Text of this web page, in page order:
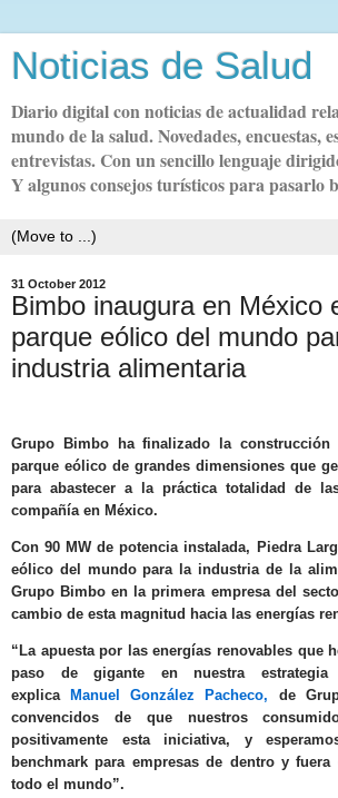
Noticias de Salud
Diario digital con noticias de actualidad
mundo de la salud. Novedades, encuestas,
entrevistas. Con un sencillo lenguaje
Y algunos consejos turísticos para pasarlo
31 October 2012
Bimbo inaugura en México
parque eólico del mundo
industria alimentaria
Grupo Bimbo ha finalizado la construcción
parque eólico de grandes dimensiones que
para abastecer a la práctica totalidad de
compañía en México.
Con 90 MW de potencia instalada, Piedra
eólico del mundo para la industria de la
Grupo Bimbo en la primera empresa del
cambio de esta magnitud hacia las energías
“La apuesta por las energías renovables que
paso de gigante en nuestra estrategia
explica
Manuel González Pacheco,
de
convencidos de que nuestros
positivamente esta iniciativa, y
benchmark para empresas de dentro y
todo el mundo”.